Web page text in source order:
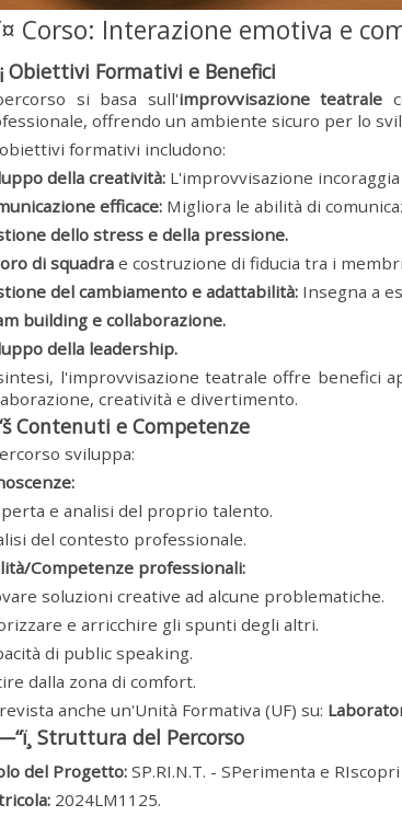
Corso: Interazione emotiva e
Obiettivi Formativi e Benefici
si basa sull'improvvisazione teatrale
offrendo un ambiente sicuro per lo
formativi includono:
della creatività: L'improvvisazione
efficace: Migliora le abilità di
dello stress e della pressione.
di squadra e costruzione di fiducia tra i
del cambiamento e adattabilità: Insegna a
building e collaborazione.
della leadership.
l'improvvisazione teatrale offre benefici
creatività e divertimento.
Contenuti e Competenze
sviluppa:
e analisi del proprio talento.
del contesto professionale.
Competenze professionali:
soluzioni creative ad alcune problematiche.
e arricchire gli spunti degli altri.
di public speaking.
dalla zona di comfort.
anche un'Unità Formativa (UF) su:
Struttura del Percorso
del Progetto:SP.RI.N.T. - SPerimenta e
2024LM1125.